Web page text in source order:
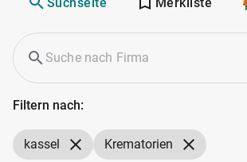
Filtern nach:
kassel Krematorien